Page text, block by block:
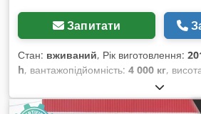
Експлуатаційна маса: 30 800 кг Шасі:
Ширина гусениць: бл. 600 мм
гідросистема - Проста й довговічна
складної системи очистки вихлопу -
важких земляних і завантажувальних
розміри: Транспортна довжина: 10,4
Запитати
Стан: вживаний, Рік виготовлення:
h, вантажопідйомність: 4 000 кг,
, конструктивна
потужність:50 кВт (67,98 к.с.),